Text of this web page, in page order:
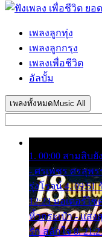
เพลงลูกทุ่ง
เพลงลูกกรุง
เพลงเพื่อชีวิต
อัลบั้ม
เพลงทั้งหมด Music All
1. 00:00 สามสิบ
- ศรเพชร ศรสุพร
รุ่งโรจน์ 4.
12:23 มอเตอร์ไ
หิ้วกระเป๋า - แสง
รัก สลักใจ 8.